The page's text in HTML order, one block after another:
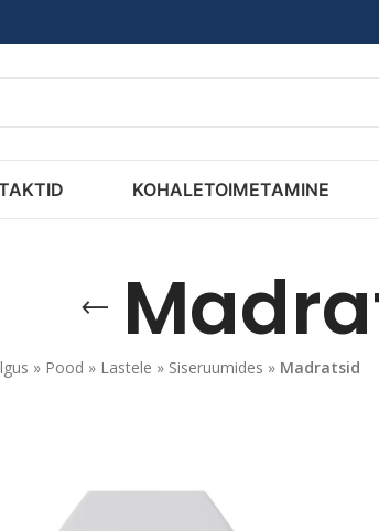
KOHALETOIMETAMINE
» Pood » Lastele » Siseruumides » Madratsid